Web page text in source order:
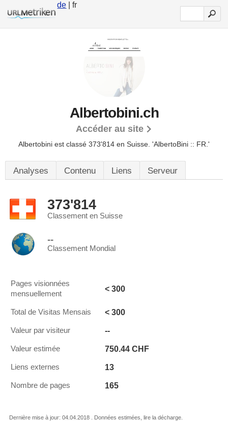
de | fr
Albertobini.ch
Accéder au site
Albertobini est classé 373'814 en Suisse. 'AlbertoBini :: FR.'
Analyses Contenu Liens Serveur
373'814
Classement en Suisse
--
Classement Mondial
Pages visionnées
mensuellement
< 300
Total de Visitas Mensais < 300
Valeur par visiteur --
Valeur estimée 750.44 CHF
Liens externes 13
Nombre de pages 165
Dernière mise à jour: 04.04.2018 . Données estimées, lire la décharge.